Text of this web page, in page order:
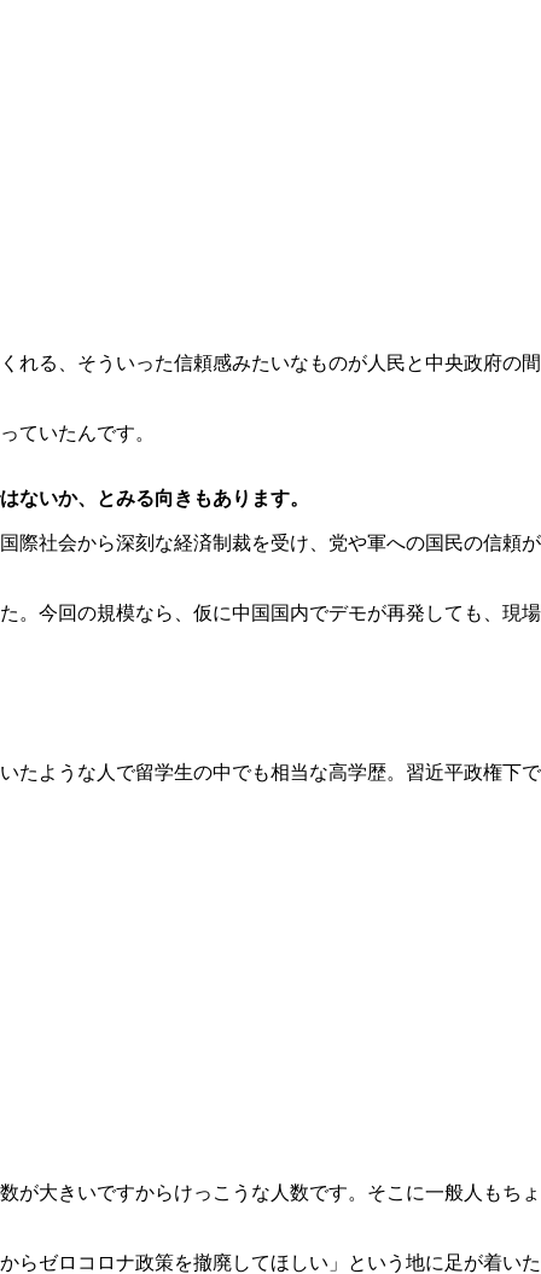
る、そういった信頼感みたいなものが人民と中央政府の間
ていたんです。
いか、とみる向きもあります。
社会から深刻な経済制裁を受け、党や軍への国民の信頼が
。今回の規模なら、仮に中国国内でデモが再発しても、現場
ような人で留学生の中でも相当な高学歴。習近平政権下で
が大きいですからけっこうな人数です。そこに一般人もちょ
らゼロコロナ政策を撤廃してほしい」という地に足が着いた